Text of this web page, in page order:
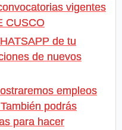
vigentes
CUSCO
de tu
de nuevos
empleos
podrás
para hacer